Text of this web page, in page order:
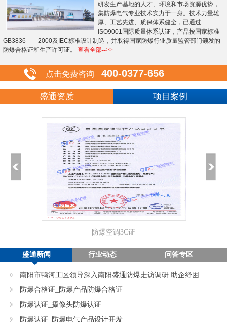
研发生产基地的人才、环境和市场资源优势，
集防爆电气专业技术实力于一身。技术力量雄
厚、工艺先进、质保体系健全，已通过
ISO9001国际质量体系认证，产品按国家标准
GB3836——2000及IEC标准设计制造，并取得国家防爆行业质量监管部门颁发的
防爆合格证和生产许可证。查看全部-->>
点击免费咨询 400-0377-656
盛通资质 项目案例
防爆空调3C证
盛通新闻 行业动态 问答专区
南阳市鸭河工区领导深入南阳盛通防爆走访调研 助企纾困
促发展
防爆合格证_防爆产品防爆合格证
防爆认证_摄像头防爆认证
防爆认证_防爆电气产品设计开发